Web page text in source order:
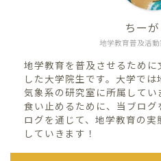
地学教育普及活
ちー
地学教育を普及させるため
した大学院生です。大学で
気象系の研究室に所属して
食い止めるために、当ブロ
ログを通じて、地学教育の
していきます！